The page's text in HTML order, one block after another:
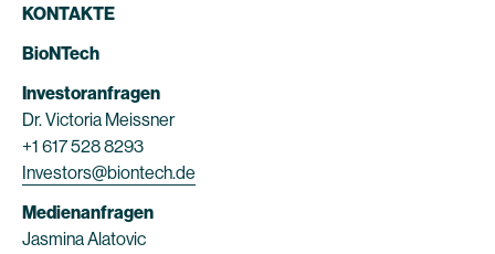
KONTAKTE
BioNTech
Investoranfragen
Dr. Victoria Meissner
+1 617 528 8293
Investors@biontech.de
Medienanfragen
Jasmina Alatovic